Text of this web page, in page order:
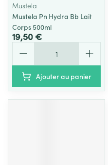
Mustela
Mustela Pn Hydra Bb Lait
Corps 500ml
19,50 €
Ajouter au panier